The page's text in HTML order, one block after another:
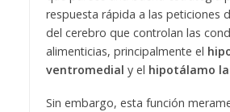
respuesta rápida a las peticiones
del cerebro que controlan las
alimenticias, principalmente el
ventromedial y el hipotálamo
Sin embargo, esta función